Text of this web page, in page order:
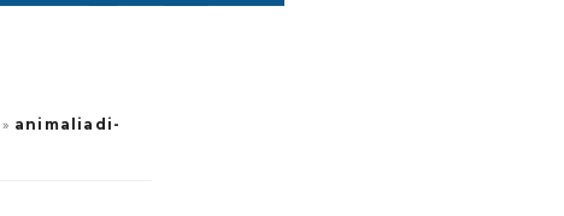
» animaliadi-